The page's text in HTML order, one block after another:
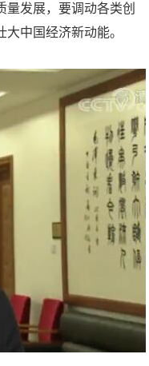
发展，要调动各类创
中国经济新动能。